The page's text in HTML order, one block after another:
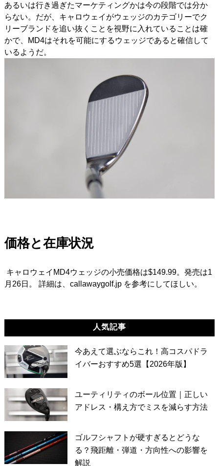
あるいは行き過ぎたマーケティングかは今の段階では分か
らない。だが、キャロウェイがウェッジのカテゴリーでク
リーブランドを追い抜くことを視野に入れていることは確
かで、MD4はそれを可能にするウェッジであると確信して
いるようだ。
価格と在庫状況
キャロウェイMD4ウェッジの小売価格は$149.99。発売は1
月26日。
詳細は、callawaygolf.jp を参考にしてほしい。
人気記事
今あえて選ぶならこれ！高コスパドラ
イバーおすすめ5選【2026年版】
ユーティリティのボール位置｜正しい
アドレス・構え方でミスを減らす方法
ゴルフシャフトが硬すぎるとどうな
る？飛距離・弾道・方向性への影響を
解説